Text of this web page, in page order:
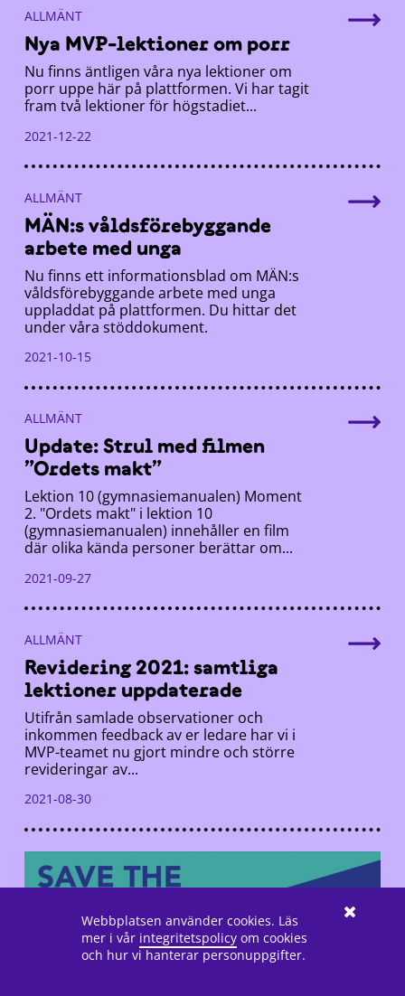
ALLMÄNT
Nya MVP-lektioner om porr
Nu finns äntligen våra nya lektioner om
porr uppe här på plattformen. Vi har tagit
fram två lektioner för högstadiet...
2021-12-22
ALLMÄNT
MÄN:s våldsförebyggande
arbete med unga
Nu finns ett informationsblad om MÄN:s
våldsförebyggande arbete med unga
uppladdat på plattformen. Du hittar det
under våra stöddokument.
2021-10-15
ALLMÄNT
Update: Strul med filmen
”Ordets makt”
Lektion 10 (gymnasiemanualen) Moment
2. "Ordets makt" i lektion 10
(gymnasiemanualen) innehåller en film
där olika kända personer berättar om...
2021-09-27
ALLMÄNT
Revidering 2021: samtliga
lektioner uppdaterade
Utifrån samlade observationer och
inkommen feedback av er ledare har vi i
MVP-teamet nu gjort mindre och större
revideringar av...
2021-08-30
Webbplatsen använder cookies. Läs
mer i vår integritetspolicy om cookies
och hur vi hanterar personuppgifter.